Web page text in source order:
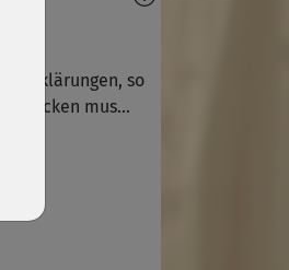
Erklärungen, so
gucken mus...